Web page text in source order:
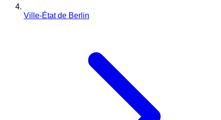
Ville-État de Berlin